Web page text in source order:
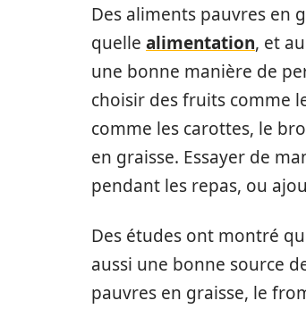
Des aliments pauvres en
quelle alimentation, et
une bonne manière de
choisir des fruits comme
comme les carottes, le
en graisse. Essayer de
pendant les repas, ou
Des études ont montré
aussi une bonne source
pauvres en graisse, le